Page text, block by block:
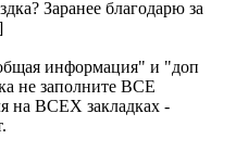
Заранее благодарю за
информация" и "доп
не заполните ВСЕ
на ВСЕХ закладках -